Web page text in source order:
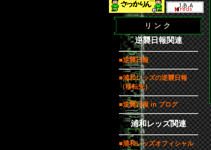
リンク
逆襲日報関連
■逆襲日報
■浦和レッズの逆襲日報
（移転先）
■逆襲日報 in ブログ
浦和レッズ関連
■浦和レッズオフィシャル